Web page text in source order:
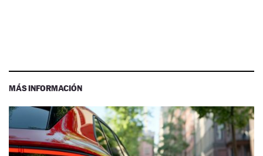
MÁS INFORMACIÓN